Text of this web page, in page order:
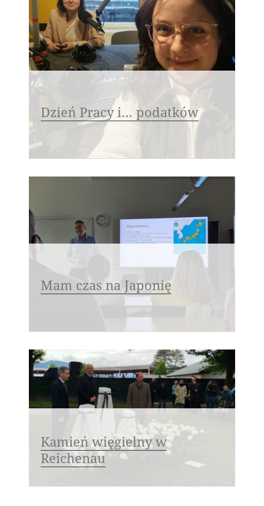
Dzień Pracy i… podatków
Mam czas na Japonię
Kamień więgielny w
Reichenau